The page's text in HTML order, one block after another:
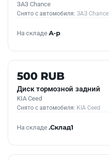
ЗАЗ Chance
Снято с автомобиля: ЗАЗ Chance
На складе А-р
Б/У В НАЛИЧИИ
500 RUB
Диск тормозной задний
KIA Ceed
Снято с автомобиля: KIA Ceed
На складе .Склад1